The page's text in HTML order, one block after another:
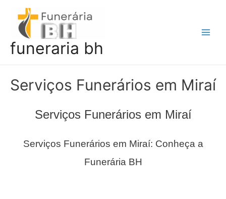
conteúdo
funeraria bh
Serviços Funerários em Miraí
Serviços Funerários em Miraí
Serviços Funerários em Miraí: Conheça a
Funerária BH